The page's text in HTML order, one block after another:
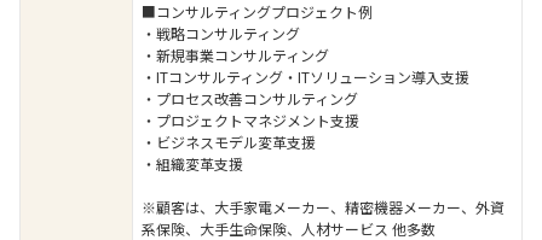
■コンサルティングプロジェクト例
・戦略コンサルティング
・新規事業コンサルティング
・ITコンサルティング・ITソリューション導入支援
・プロセス改善コンサルティング
・プロジェクトマネジメント支援
・ビジネスモデル変革支援
・組織変革支援
※顧客は、大手家電メーカー、精密機器メーカー、外資
系保険、大手生命保険、人材サービス 他多数